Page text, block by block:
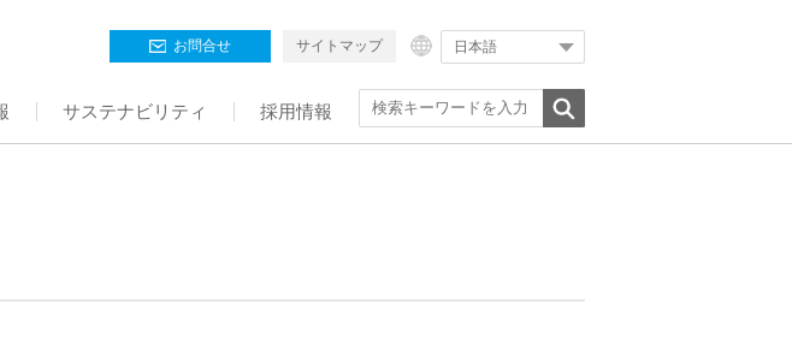
お問合せ サイトマップ 日本語
サステナビリティ 採用情報